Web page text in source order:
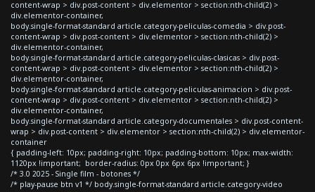
content-wrap > div.post-content > div.elementor > section:nth-child(2) >
div.elementor-container,
body.single-format-standard article.category-peliculas-comedia > div.post-
content-wrap > div.post-content > div.elementor > section:nth-child(2) >
div.elementor-container,
body.single-format-standard article.category-peliculas-clasicas > div.post-
content-wrap > div.post-content > div.elementor > section:nth-child(2) >
div.elementor-container,
body.single-format-standard article.category-peliculas-animacion > div.post-
content-wrap > div.post-content > div.elementor > section:nth-child(2) >
div.elementor-container,
body.single-format-standard article.category-documentales > div.post-content-
wrap > div.post-content > div.elementor > section:nth-child(2) > div.elementor-
container
{ padding-left: 10px; padding-right: 10px; padding-bottom: 10px; max-width:
1120px !important; border-radius: 0px 0px 6px 6px !important; }
/* 3.0 2025 - Single film - botones */
/* play-pause btn v1 */ body.single-format-standard article.category-video